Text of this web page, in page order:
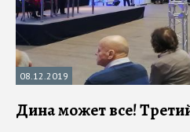
08.12.2019
Дина может все!